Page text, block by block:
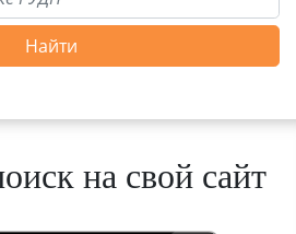
Найти
на свой сайт